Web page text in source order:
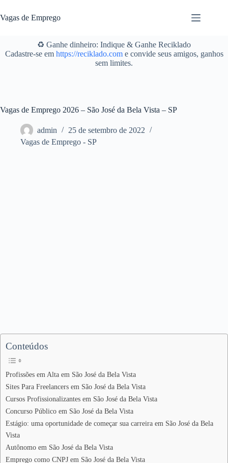
para
o
Vagas de Emprego
♻️ Ganhe dinheiro: Indique & Ganhe Reciklado
Cadastre-se em https://reciklado.come convide seus amigos, ganhos
sem limites.
Vagas de Emprego 2026 – São José da Bela Vista – SP
admin
25 de setembro de 2022
Vagas de Emprego - SP
Conteúdos
Profissões em Alta em São José da Bela Vista
Sites Para Freelancers em São José da Bela Vista
Cursos Profissionalizantes em São José da Bela Vista
Concurso Público em São José da Bela Vista
Estágio: uma oportunidade de começar sua carreira em São José da Bela
Vista
Autônomo em São José da Bela Vista
Emprego como CNPJ em São José da Bela Vista